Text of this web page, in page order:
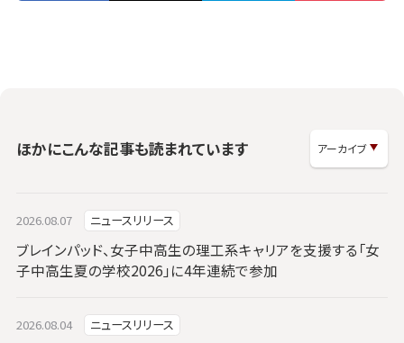
ほかにこんな記事も読まれています
2026.08.07 ニュースリリース
ブレインパッド、女子中高生の理工系キャリアを支援する「女
子中高生夏の学校2026」に4年連続で参加
2026.08.04 ニュースリリース